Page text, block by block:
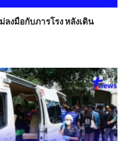
ลงมือกับภารโรง หลังเดิน